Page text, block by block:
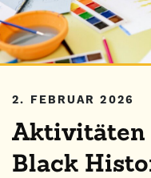
2. FEBRUAR 2026
Aktivitäten
Black